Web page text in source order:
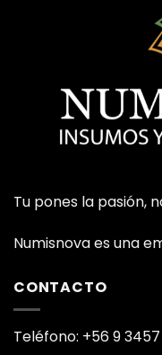
Tu pones la pasión,
Numisnova es una
CONTACTO
Teléfono: +56 9